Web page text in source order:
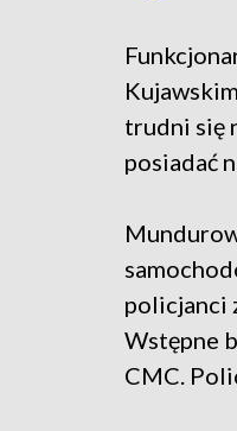
trudni się
posiadać
policjanci
Wstępne
CMC.